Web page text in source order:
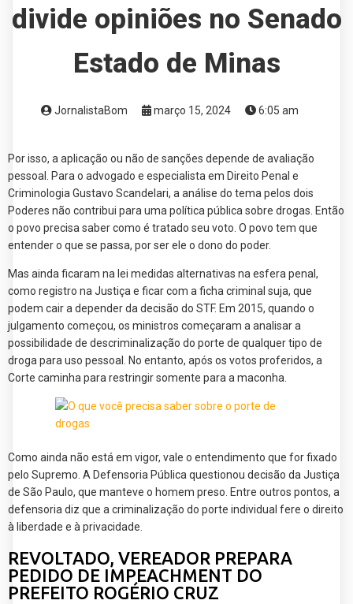
divide opiniões no Senado
Estado de Minas
JornalistaBom março 15, 2024 6:05 am
Por isso, a aplicação ou não de sanções depende de avaliação
pessoal. Para o advogado e especialista em Direito Penal e
Criminologia Gustavo Scandelari, a análise do tema pelos dois
Poderes não contribui para uma política pública sobre drogas. Então
o povo precisa saber como é tratado seu voto. O povo tem que
entender o que se passa, por ser ele o dono do poder.
Mas ainda ficaram na lei medidas alternativas na esfera penal,
como registro na Justiça e ficar com a ficha criminal suja, que
podem cair a depender da decisão do STF. Em 2015, quando o
julgamento começou, os ministros começaram a analisar a
possibilidade de descriminalização do porte de qualquer tipo de
droga para uso pessoal. No entanto, após os votos proferidos, a
Corte caminha para restringir somente para a maconha.
Como ainda não está em vigor, vale o entendimento que for fixado
pelo Supremo. A Defensoria Pública questionou decisão da Justiça
de São Paulo, que manteve o homem preso. Entre outros pontos, a
defensoria diz que a criminalização do porte individual fere o direito
à liberdade e à privacidade.
REVOLTADO, VEREADOR PREPARA
PEDIDO DE IMPEACHMENT DO
PREFEITO ROGÉRIO CRUZ